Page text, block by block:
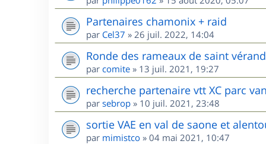
Partenaires chamonix + raid
par Cel37 » 26 juil. 2022, 14:04
Ronde des rameaux de saint
par comite » 13 juil. 2021, 19:27
recherche partenaire vtt XC parc
par sebrop » 10 juil. 2021, 23:48
sortie VAE en val de saone et
par mimistco » 04 mai 2021, 10:47